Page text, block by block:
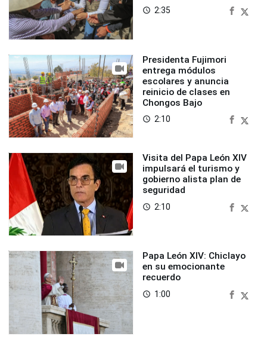
access_time 2:35
Presidenta Fujimori
entrega módulos
escolares y anuncia
reinicio de clases en
Chongos Bajo
access_time 2:10
Visita del Papa León XIV
impulsará el turismo y
gobierno alista plan de
seguridad
access_time 2:10
Papa León XIV: Chiclayo
en su emocionante
recuerdo
access_time 1:00